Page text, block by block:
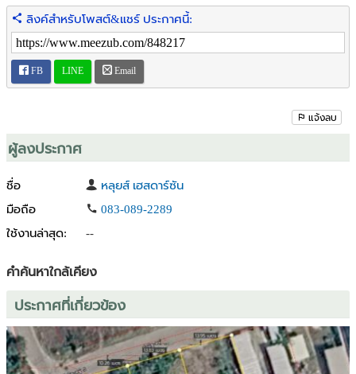
ตําบล : บางรักน้อย
อําเภอ : เมืองนนทบุรี
จังหวัด: นนทบุรี
ติดต่อ ThaiTarco
ThaiTarco Property Management ให้บริการ ฝากซื้อ ฝากขาย ที่ดิน-บ้าน
ในกระเพาะหมู(คุ้งบางกะเจ้า) สุขสวัสดิ์ ราษฎร์บูรณะ
เขาใหญ่ปากช่อง กรุงเทพฯ และปริมณฑล
ท่านเต็มรูปแบบทั้งออนไลน์ และ ออฟไลน์
ลิงค์สำหรับโพสต์&แชร์ ประกาศนี้:
FB LINE Email
แจ้งลบ
ผู้ลงประกาศ
ชื่อ
หลุยส์ เฮสดาร์ซัน
มือถือ
083-089-2289
ใช้งานล่าสุด:
--
คำค้นหาใกล้เคียง
ประกาศที่เกี่ยวข้อง